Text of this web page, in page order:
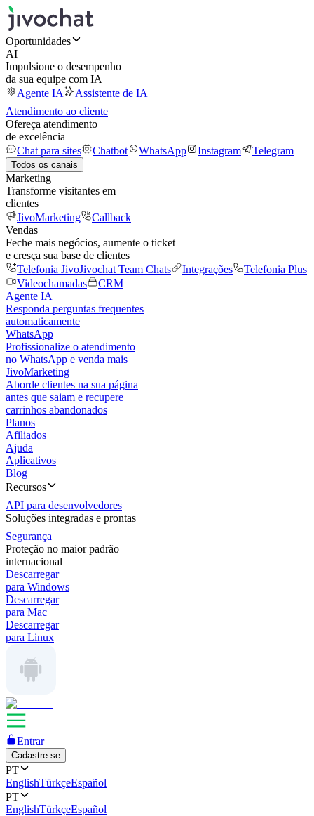
Oportunidades
AI
Impulsione o desempenho
da sua equipe com IA
Agente IA
Assistente de IA
Atendimento ao cliente
Ofereça atendimento
de excelência
Chat para sites
Chatbot WhatsApp Instagram Telegram
Todos os canais
Marketing
Transforme visitantes em
clientes
JivoMarketing
Callback
Vendas
Feche mais negócios, aumente o ticket
e cresça sua base de clientes
Telefonia JivoJivochat Team Chats Integrações
Telefonia Plus
Videochamadas
CRM
Agente IA
Responda perguntas frequentes
automaticamente
WhatsApp
Profissionalize o atendimento
no WhatsApp e venda mais
JivoMarketing
Aborde clientes na sua página
antes que saiam e recupere
carrinhos abandonados
Planos
Afiliados
Ajuda
Aplicativos
Blog
Recursos
API para desenvolvedores
Soluções integradas e prontas
Segurança
Proteção no maior padrão
internacional
Descarregar
para Windows
Descarregar
para Mac
Descarregar
para Linux
Entrar
Cadastre-se
PT
EnglishTürkçeEspañol
PT
EnglishTürkçeEspañol